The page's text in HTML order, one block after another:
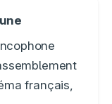
français,